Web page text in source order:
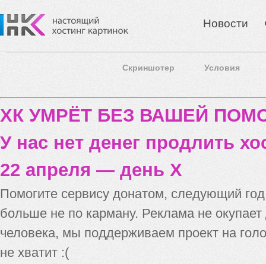
Новости
Скриншотер Условия
ХК УМРЁТ БЕЗ ВАШЕЙ
У нас нет денег продлить
22 апреля — день X
Помогите сервису донатом, следующий
больше не по карману. Реклама не
человека, мы поддерживаем проект на
не хватит :(